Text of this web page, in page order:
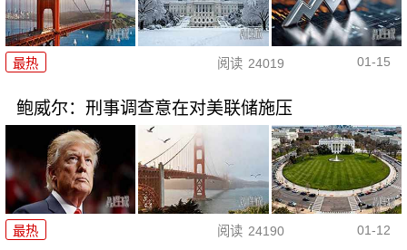
最热 阅读 24019 01-15
鲍威尔：刑事调查意在对美联储施压
最热 阅读 24190 01-12